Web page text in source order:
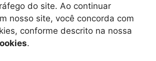
do site. Ao continuar
nosso site, você concorda com
conforme descrito na nossa
.